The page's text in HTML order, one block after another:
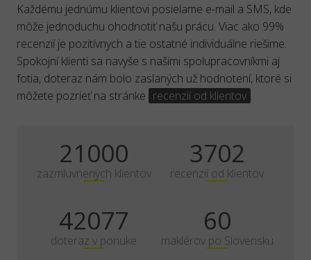
Každému jednúmu klientovi posielame e-mail a SMS, kde
môže jednoduchu ohodnotiť našu prácu. Viac ako 99%
recenzií je pozitívnych a tie ostatné individuálne riešime.
Spokojní klienti sa navyše s našimi spolupracovníkmi aj
fotia, doteraz nám bolo zaslaných už hodnotení, ktoré si
môžete pozrieť na stránke recenzií od klientov .
35000
zazmluvnených klientov
6170
recenzií od klientov
70129
doteraz v ponuke
100
maklérov po Slovensku